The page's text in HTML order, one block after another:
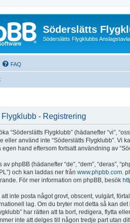
Söderslätts
Söderslätts Flygklubbs Anslagstavla
FAQ
- Registrering
“Söderslätts Flygklubb” (hädanefter “vi”,
eller använd inte “Söderslätts Flygklubb”. Vi
hand eftersom fortsatt användning av
av phpBB (hädanefter “de”, “dem”, “deras”,
och kan laddas ner från www.phpbb.com.
För mer information om phpBB, besök
att inte posta något grovt, obscent, vulgärt,
lag. Om du bryter mot detta så kan
har rätten att ta bort, redigera, flytta
inte att delges till någon tredje part utan